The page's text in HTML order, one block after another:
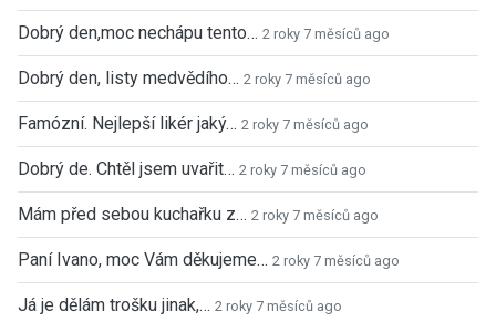
Dobrý den,moc nechápu tento… 2 roky 7 měsíců ago
Dobrý den, listy medvědího… 2 roky 7 měsíců ago
Famózní. Nejlepší likér jaký… 2 roky 7 měsíců ago
Dobrý de. Chtěl jsem uvařit… 2 roky 7 měsíců ago
Mám před sebou kuchařku z… 2 roky 7 měsíců ago
Paní Ivano, moc Vám děkujeme… 2 roky 7 měsíců ago
Já je dělám trošku jinak,… 2 roky 7 měsíců ago